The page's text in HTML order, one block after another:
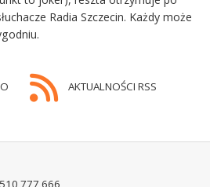
Radia Szczecin. Każdy może
AKTUALNOŚCI RSS